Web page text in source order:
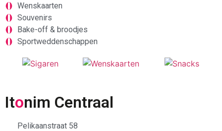
Wenskaarten
Souvenirs
Bake-off & broodjes
Sportweddenschappen
Itonim Centraal
Pelikaanstraat 58